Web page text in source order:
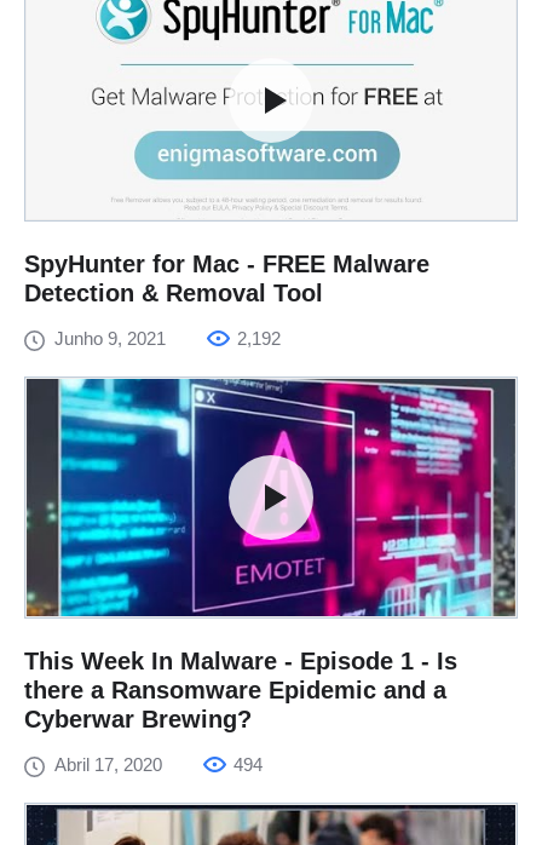
SpyHunter for Mac - FREE Malware
Detection & Removal Tool
Junho 9, 2021 2,192
This Week In Malware - Episode 1 - Is
there a Ransomware Epidemic and a
Cyberwar Brewing?
Abril 17, 2020 494